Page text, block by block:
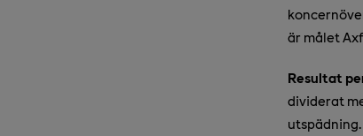
är målet
Resultat
dividerat